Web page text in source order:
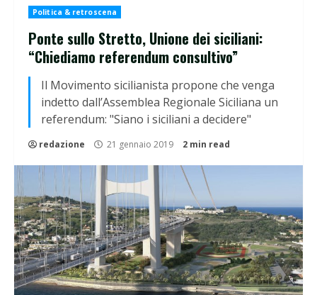
Politica & retroscena
Ponte sullo Stretto, Unione dei siciliani:
“Chiediamo referendum consultivo”
Il Movimento sicilianista propone che venga
indetto dall’Assemblea Regionale Siciliana un
referendum: "Siano i siciliani a decidere"
redazione 21 gennaio 2019 2 min read